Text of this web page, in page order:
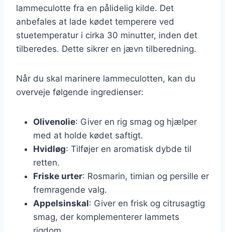
lammeculotte fra en pålidelig kilde. Det
anbefales at lade kødet temperere ved
stuetemperatur i cirka 30 minutter, inden det
tilberedes. Dette sikrer en jævn tilberedning.
Når du skal marinere lammeculotten, kan du
overveje følgende ingredienser:
Olivenolie: Giver en rig smag og hjælper
med at holde kødet saftigt.
Hvidløg: Tilføjer en aromatisk dybde til
retten.
Friske urter: Rosmarin, timian og persille er
fremragende valg.
Appelsinskal: Giver en frisk og citrusagtig
smag, der komplementerer lammets